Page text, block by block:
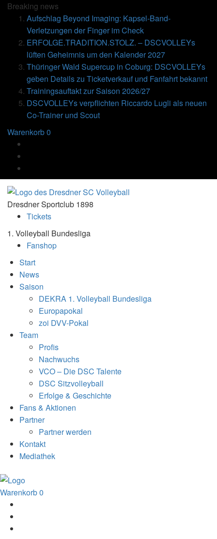
Breaking news
Aufschlag Beyond Imaging: Kapsel-Band-
Verletzungen der Finger im Check
ERFOLGE.TRADITION.STOLZ. – DSCVOLLEYs
lüften Geheimnis um den Kalender 2027
Thüringer Wald Supercup in Coburg: DSCVOLLEYs
geben Details zu Ticketverkauf und Fanfahrt bekannt
Trainingsauftakt zur Saison 2026/27
DSCVOLLEYs verpflichten Riccardo Lugli als neuen
Co-Trainer und Scout
Warenkorb0
Dresdner Sportclub 1898
Tickets
1. Volleyball Bundesliga
Fanshop
Start
News
Saison
DEKRA 1. Volleyball Bundesliga
Europapokal
zoi DVV-Pokal
Team
Profis
Nachwuchs
VCO – Die DSC Talente
DSC Sitzvolleyball
Erfolge & Geschichte
Fans & Aktionen
Partner
Partner werden
Kontakt
Mediathek
Warenkorb0